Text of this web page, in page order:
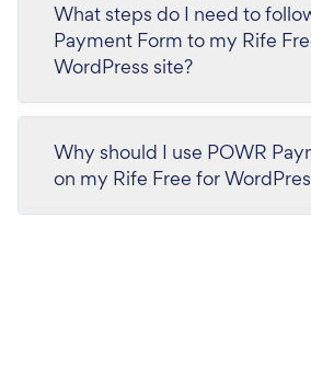
What steps do I need to
Payment Form to my Rife
WordPress site?
Why should I use POWR
on my Rife Free for